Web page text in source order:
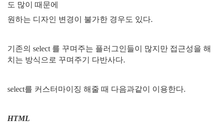
도 많이 때문에
원하는 디자인 변경이 불가한 경우도 있다.
기존의 select 를 꾸며주는 플러그인들이 많지만 접근성을 해
치는 방식으로 꾸며주기 다반사다.
select를 커스터마이징 해줄 때 다음과같이 이용한다.
HTML